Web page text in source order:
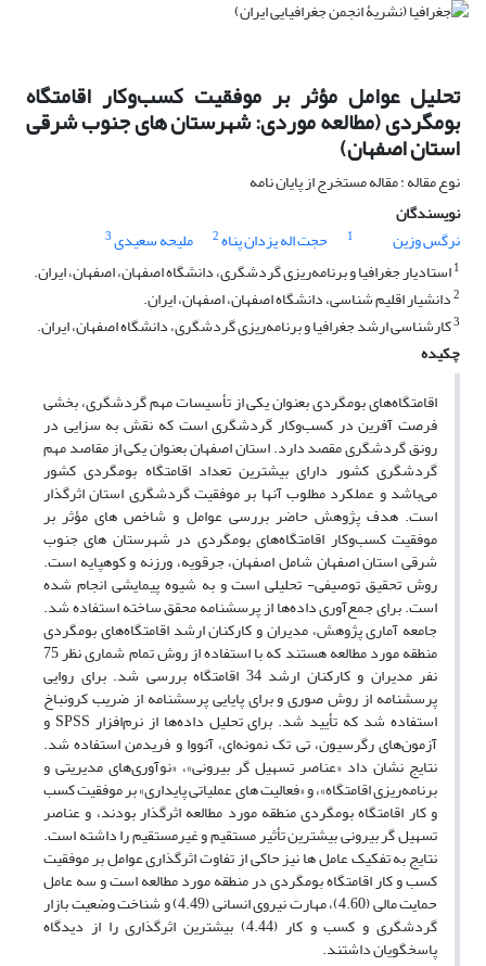
تحلیل عوامل مؤثر بر موفقیت کسب‌وکار اقامتگاه‌
بومگردی (مطالعه موردی: شهرستان های جنوب شرقی
استان اصفهان)
نوع مقاله : مقاله مستخرج از پایان نامه
نویسندگان
نرگس وزین
1 حجت اله یزدان پناه2 ملیحه سعیدی3
1استادیار جغرافیا و برنامه‌ریزی گردشگری، دانشگاه اصفهان، اصفهان، ایران.
2دانشیار اقلیم شناسی، دانشگاه اصفهان، اصفهان، ایران.
3کارشناسی ارشد جغرافیا و برنامه‌ریزی گردشگری، دانشگاه اصفهان، ایران.
چکیده
اقامتگاه‌های بومگردی بعنوان یکی از تأسیسات مهم گردشگری، بخشی
فرصت آفرین در کسب‌وکار گردشگری است که نقش به سزایی در
رونق گردشگری مقصد دارد. استان اصفهان بعنوان یکی از مقاصد مهم
گردشگری کشور دارای بیشترین تعداد اقامتگاه بومگردی کشور
می‌باشد و عملکرد مطلوب آنها بر موفقیت گردشگری استان اثرگذار
است. هدف پژوهش حاضر بررسی عوامل و شاخص های مؤثر بر
موفقیت کسب‌وکار اقامتگاه‌های بومگردی در شهرستان های جنوب
شرقی استان اصفهان شامل اصفهان، جرقویه، ورزنه و کوهپایه است.
روش تحقیق توصیفی- تحلیلی است و به شیوه پیمایشی انجام شده
است. برای جمع‌آوری داده‌ها از پرسشنامه محقق ساخته استفاده ‌شد.
جامعه آماری پژوهش، مدیران و کارکنان ارشد اقامتگاه‌های بومگردی
منطقه مورد مطالعه هستند که با استفاده از روش تمام شماری نظر 75
نفر مدیران و کارکنان ارشد 34 اقامتگاه بررسی شد. برای روایی
پرسشنامه از روش صوری و برای پایایی پرسشنامه از ضریب کرونباخ
استفاده شد که تأیید شد. برای تحلیل داده‌ها از نرم‌افزار SPSS و
آزمون‌های رگرسیون، تی تک نمونه‌ای، آنووا و فریدمن استفاده ‌شد.
نتایج نشان داد «عناصر تسهیل گر بیرونی»، «نوآوری‌های مدیریتی و
برنامه‌ریزی اقامتگاه»، و «فعالیت های عملیاتی پایداری» بر موفقیت کسب
و کار اقامتگاه بومگردی منطقه مورد مطالعه اثرگذار بودند، و عناصر
تسهیل گر بیرونی بیشترین تأثیر مستقیم و غیرمستقیم را داشته است.
نتایج به تفکیک عامل ها نیز حاکی از تفاوت اثرگذاری عوامل بر موفقیت
کسب و کار اقامتگاه بومگردی در منطقه مورد مطالعه است و سه عامل
حمایت مالی (4.60)، مهارت نیروی انسانی (4.49) و شناخت وضعیت بازار
گردشگری و کسب و کار (4.44) بیشترین اثرگذاری را از دیدگاه
پاسخگویان داشتند.